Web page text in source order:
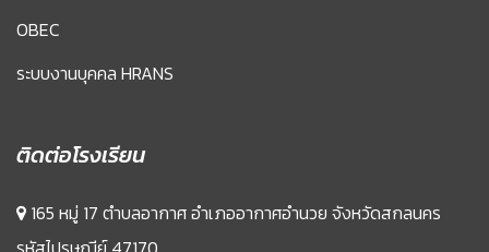
OBEC
ระบบงานบุคคล HRANS
ติดต่อโรงเรียน
165 หมู่ 17 ตำบลอากาศ อำเภออากาศอำนวย จังหวัดสกลนคร